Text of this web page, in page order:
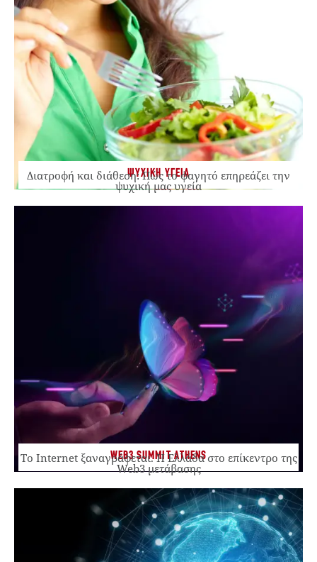
ΨΥΧΙΚΗ ΥΓΕΙΑ
Διατροφή και διάθεση: Πώς το φαγητό επηρεάζει την
ψυχική μας υγεία
WEB3 SUMMIT ATHENS
Το Internet ξαναγράφεται. Η Ελλάδα στο επίκεντρο της
Web3 μετάβασης